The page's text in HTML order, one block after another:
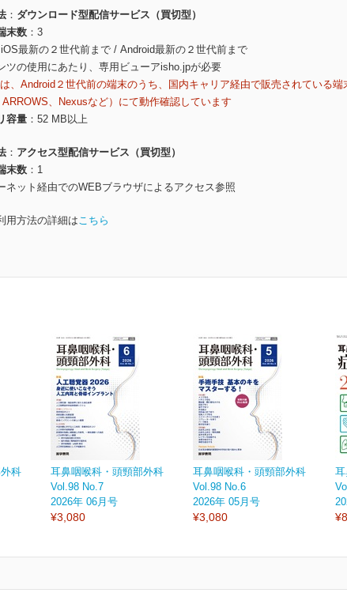
ダウンロード型配信サービス（買切型）
末数
3
iOS最新の２世代前まで / Android最新の２世代前まで
ツの使用にあたり、専用ビューアisho.jpが必要
、Android２世代前の端末のうち、国内キャリア経由で販売されている端
、Nexusなど）にて動作確認しています
容量
52 MB以上
アクセス型配信サービス（買切型）
末数
1
ネット経由でのWEBブラウザによるアクセス参照
用方法の詳細はこちら
外科
耳鼻咽喉科・頭頸部外科
Vol.98 No.7
2026年 06月号
¥3,080
耳鼻咽喉科・頭頸部外科
Vol.98 No.6
2026年 05月号
¥3,080